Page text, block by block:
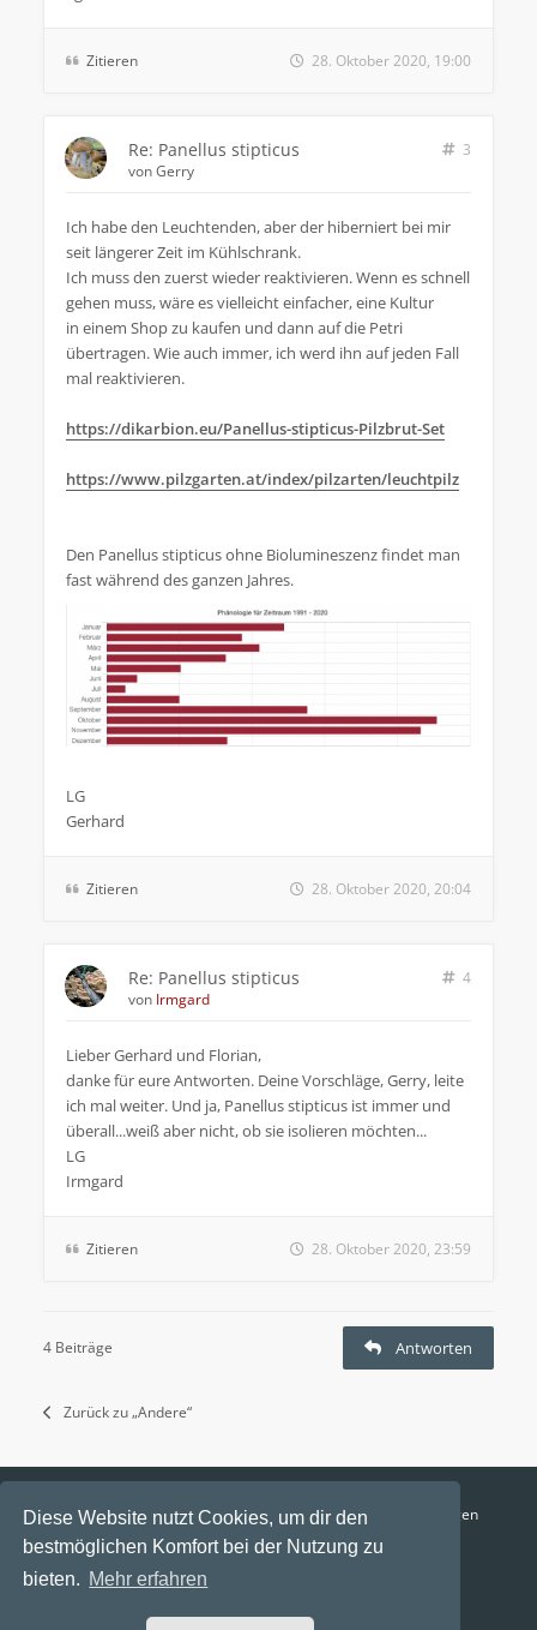
Diese Website nutzt Cookies, um dir den
bestmöglichen Komfort bei der Nutzung zu
bieten. Mehr erfahren
Zitieren 28. Oktober 2020, 19:00
Re: Panellus stipticus
3
vonGerry
Ich habe den Leuchtenden, aber der hiberniert bei mir
seit längerer Zeit im Kühlschrank.
Ich muss den zuerst wieder reaktivieren. Wenn es schnell
gehen muss, wäre es vielleicht einfacher, eine Kultur
in einem Shop zu kaufen und dann auf die Petri
übertragen. Wie auch immer, ich werd ihn auf jeden Fall
mal reaktivieren.
https://dikarbion.eu/Panellus-stipticus-Pilzbrut-Set
https://www.pilzgarten.at/index/pilzarten/leuchtpilz
Den Panellus stipticus ohne Biolumineszenz findet man
fast während des ganzen Jahres.
LG
Gerhard
Zitieren 28. Oktober 2020, 20:04
Re: Panellus stipticus
4
von Irmgard
Lieber Gerhard und Florian,
danke für eure Antworten. Deine Vorschläge, Gerry, leite
ich mal weiter. Und ja, Panellus stipticus ist immer und
überall...weiß aber nicht, ob sie isolieren möchten...
LG
Irmgard
Zitieren 28. Oktober 2020, 23:59
4 Beiträge Antworten
Zurück zu „Andere“
Funga Austria FAQ Datenschutz
Nutzungsbedingungen
Alle Zeiten sind UTC+02:00
Aktuelle Zeit: 9. August 2026, 15:45
Powered byphpBB® Forum Software © phpBB Limited